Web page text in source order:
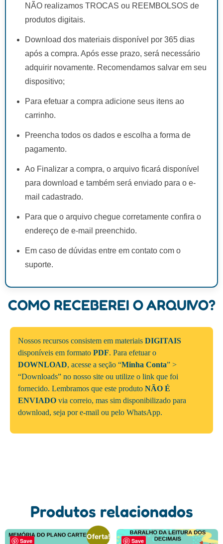
NÃO realizamos TROCAS ou REEMBOLSOS de
produtos digitais.
Download dos materiais disponível por 365 dias
após a compra. Após esse prazo, será necessário
adquirir novamente. Recomendamos salvar em seu
dispositivo;
Para efetuar a compra adicione seus itens ao
carrinho.
Preencha todos os dados e escolha a forma de
pagamento.
Ao Finalizar a compra, o arquivo ficará disponível
para download e também será enviado para o e-
mail cadastrado.
Para que o arquivo chegue corretamente confira o
endereço de e-mail preenchido.
Em caso de dúvidas entre em contato com o
suporte.
COMO RECEBEREI O ARQUIVO?
Nossos recursos consistem em materiais DIGITAIS
disponíveis em formato PDF. Para efetuar o
DOWNLOAD, acesse a seção “Minha Conta” >
“Downloads” no nosso site ou utilize o link que foi
fornecido. Lembramos que este produto NÃO É
ENVIADO via correio, mas sim disponibilizado para
download, seja por e-mail ou pelo WhatsApp.
Produtos relacionados
Save
Oferta!
Save